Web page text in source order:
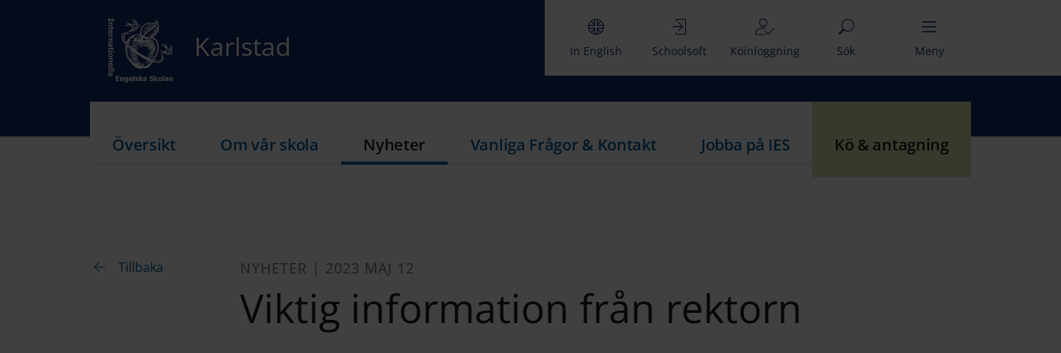
Karlstad In English Schoolsoft Köinloggning Sök Meny
Översikt Om vår skola Nyheter Vanliga Frågor & Kontakt Jobba på IES Kö & antagning
Tillbaka NYHETER | 2023 MAJ 12
Viktig information från rektorn